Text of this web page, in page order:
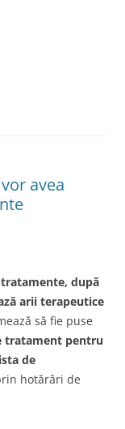
avea
tratamente, după
arii terapeutice
să fie puse
tratament pentru
de
hotărâri de